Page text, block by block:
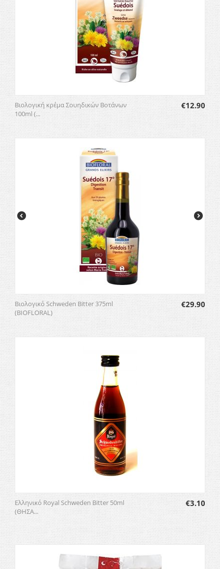
Βιολογική κρέμα Σουηδικών Βοτάνων
100ml (...
€12.90
Βιολογικό Schweden Bitter 375ml
(BIOFLORAL)
€29.90
Ελληνικό Royal Schweden Bitter 50ml
(ΘΗΣΑ...
€3.10